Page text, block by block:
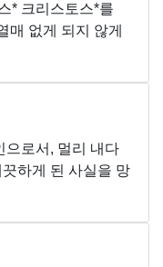
* 크리스토스*를
매 없게 되지 않게
으로서, 멀리 내다
하게 된 사실을 망